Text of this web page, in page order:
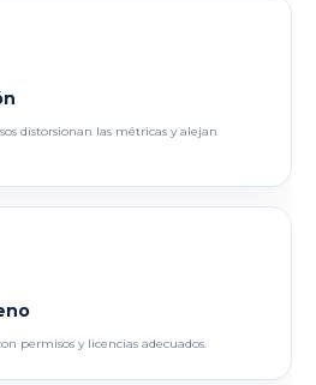
distorsionan las métricas y alejan
permisos y licencias adecuados.